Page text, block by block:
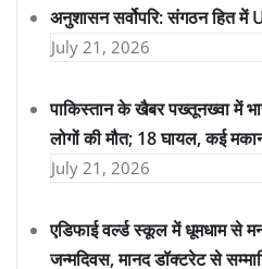
अनुशासन सर्वोपरि: संगठन हित में
July 21, 2026
पाकिस्तान के खैबर पख्तूनख्वा में
लोगों की मौत; 18 घायल, कई
July 21, 2026
एडिफाई वर्ल्ड स्कूल में धूमधाम से
जन्मदिवस, मानद डॉक्टरेट से